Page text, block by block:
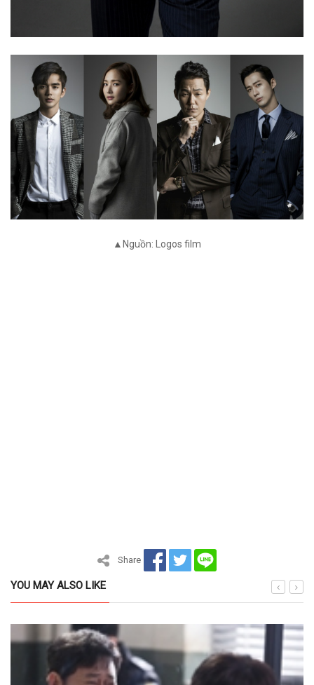
▲Nguồn: Logos film
Share
YOU MAY ALSO LIKE